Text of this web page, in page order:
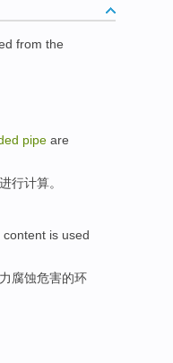
from the
pipe are
进行计算。
content is used
腐蚀危害的环